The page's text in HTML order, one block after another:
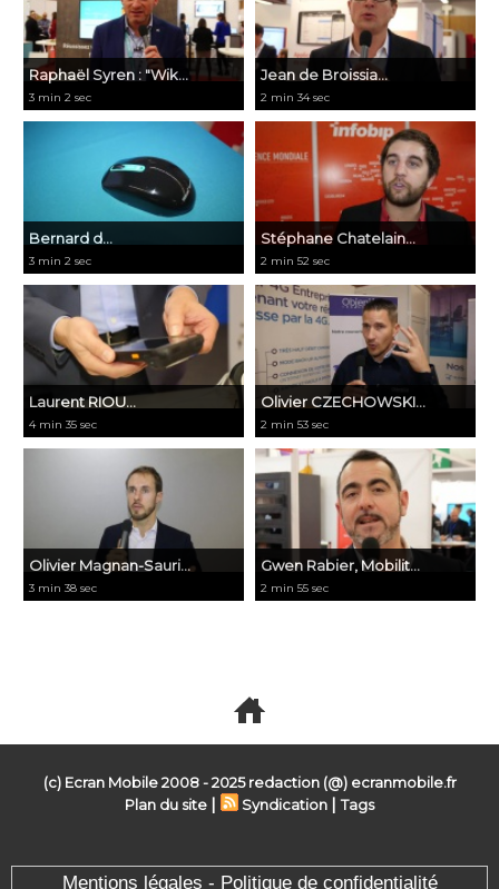
Raphaël Syren : "Wik...
3 min 2 sec
Jean de Broissia...
2 min 34 sec
Bernard d...
3 min 2 sec
Stéphane Chatelain...
2 min 52 sec
Laurent RIOU...
4 min 35 sec
Olivier CZECHOWSKI...
2 min 53 sec
Olivier Magnan-Sauri...
3 min 38 sec
Gwen Rabier, Mobilit...
2 min 55 sec
(c) Ecran Mobile 2008 - 2025 redaction (@) ecranmobile.fr
Plan du site | Syndication |Tags
Mentions légales - Politique de confidentialité